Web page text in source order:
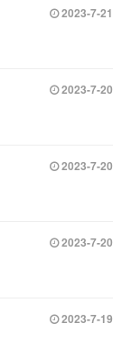
2023-7-21
2023-7-20
2023-7-20
2023-7-20
2023-7-19